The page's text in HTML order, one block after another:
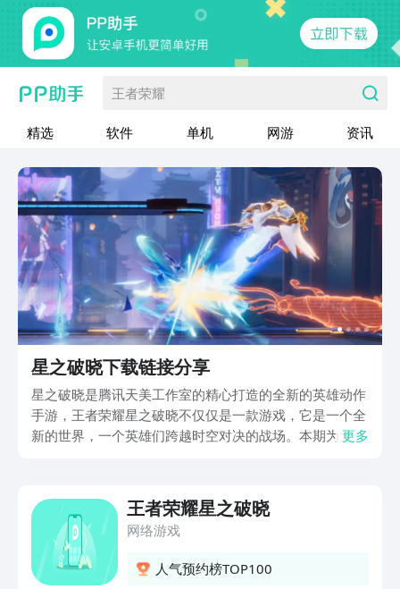
王者荣耀
精选 软件 单机 网游 资讯
星之破晓下载链接分享
星之破晓是腾讯天美工作室的精心打造的全新的英雄动作
手游，王者荣耀星之破晓不仅仅是一款游戏，它是一个全
新的世界，一个英雄们跨越时空对决的战场。本期为大家
不同时空的对手，每一场战斗都是一次全新的挑战。
更多
王者荣耀星之破晓
网络游戏
人气预约榜TOP100